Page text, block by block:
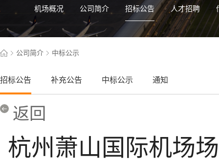
机场概况 公司简介 招标公告 人才招聘
公司简介 中标公示
招标公告 补充公告 中标公示 通知
返回
杭州萧山国际机场